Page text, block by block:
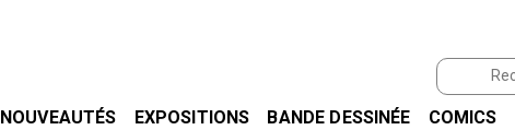
NOUVEAUTÉS EXPOSITIONS BANDE DESSINÉE COMICS